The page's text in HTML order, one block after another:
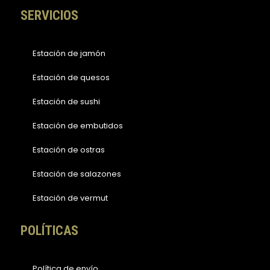
SERVICIOS
Estación de jamón
Estación de quesos
Estación de sushi
Estación de embutidos
Estación de ostras
Estación de salazones
Estación de vermut
POLÍTICAS